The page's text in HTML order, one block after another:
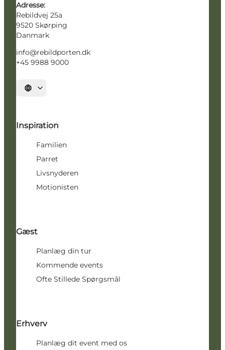
Adresse:
Rebildvej 25a
9520 Skørping
Danmark
info@rebildporten.dk
+45 9988 9000
Vælg sprog
Inspiration
Familien
Parret
Livsnyderen
Motionisten
Gæst
Planlæg din tur
Kommende events
Ofte Stillede Spørgsmål
Erhverv
Planlæg dit event med os